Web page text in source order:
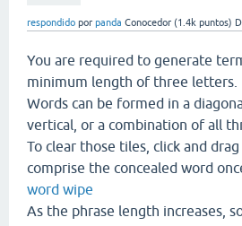
respondido por panda Conocedor (1.4k puntos)
You are required to generate
minimum length of three letters.
Words can be formed in a
vertical, or a combination of all
To clear those tiles, click and
comprise the concealed word
word wipe
As the phrase length increases,